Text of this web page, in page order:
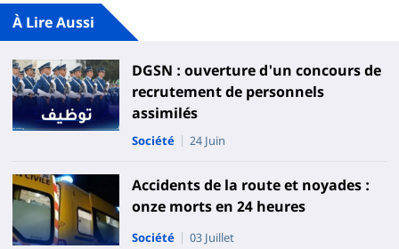
À Lire Aussi
DGSN : ouverture d'un concours de
recrutement de personnels
assimilés
Société 24 Juin
Accidents de la route et noyades :
onze morts en 24 heures
Société 03 Juillet